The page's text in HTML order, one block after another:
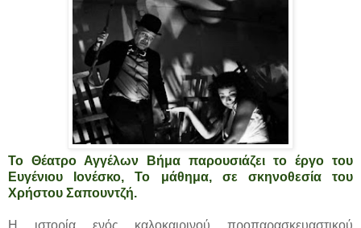
Το Θέατρο Αγγέλων Βήμα παρουσιάζει το έργο του
Ευγένιου Ιονέσκο, Το μάθημα, σε σκηνοθεσία του
Χρήστου Σαπουντζή.
Η ιστορία ενός καλοκαιρινού προπαρασκευαστικού